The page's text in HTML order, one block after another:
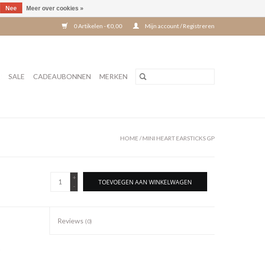
0 Artikelen - €0,00 Mijn account / Registreren
SALE CADEAUBONNEN MERKEN
HOME /MINI HEART EARSTICKS GP
+
-
TOEVOEGEN AAN WINKELWAGEN
Reviews (0)
Nee Meer over cookies »